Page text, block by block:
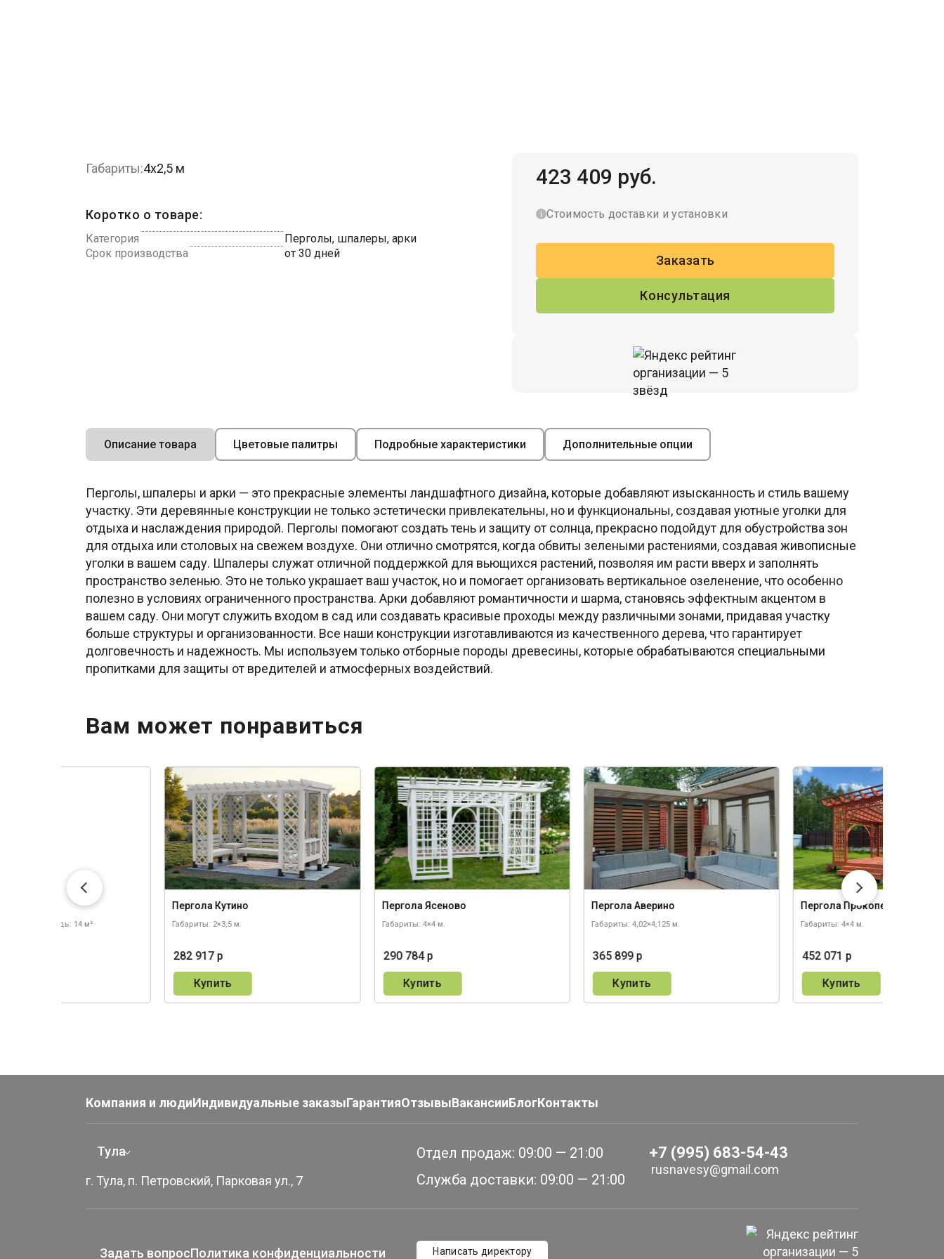
Габариты:4х2,5 м
Коротко о товаре:
Категория
Перголы, шпалеры, арки
Срок производства
от 30 дней
423 409 руб.
Стоимость доставки и установки
Заказать
Консультация
Описание товара Цветовые палитры Подробные характеристики Дополнительные опции
Перголы, шпалеры и арки — это прекрасные элементы ландшафтного дизайна, которые добавляют изысканность и стиль вашему
участку. Эти деревянные конструкции не только эстетически привлекательны, но и функциональны, создавая уютные уголки для
отдыха и наслаждения природой. Перголы помогают создать тень и защиту от солнца, прекрасно подойдут для обустройства зон
для отдыха или столовых на свежем воздухе. Они отлично смотрятся, когда обвиты зелеными растениями, создавая живописные
уголки в вашем саду. Шпалеры служат отличной поддержкой для вьющихся растений, позволяя им расти вверх и заполнять
пространство зеленью. Это не только украшает ваш участок, но и помогает организовать вертикальное озеленение, что особенно
полезно в условиях ограниченного пространства. Арки добавляют романтичности и шарма, становясь эффектным акцентом в
вашем саду. Они могут служить входом в сад или создавать красивые проходы между различными зонами, придавая участку
больше структуры и организованности. Все наши конструкции изготавливаются из качественного дерева, что гарантирует
долговечность и надежность. Мы используем только отборные породы древесины, которые обрабатываются специальными
пропитками для защиты от вредителей и атмосферных воздействий.
Вам может понравиться
Площадь: 14 м²
Пергола Кутино
Габариты: 2×3,5 м.
282 917 р
Купить
Пергола Ясеново
Габариты: 4×4 м.
290 784 р
Купить
Пергола Аверино
Габариты: 4,02×4,125 м.
365 899 р
Купить
Пергола Прокопец
Габариты: 4×4 м.
452 071 р
Купить
Компания и людиИндивидуальные заказыГарантияОтзывыВакансииБлогКонтакты
Тула
г. Тула, п. Петровский, Парковая ул., 7
Отдел продаж: 09:00 — 21:00
Служба доставки: 09:00 — 21:00
+7 (995) 683-54-43
rusnavesy@gmail.com
Задать вопросПолитика конфиденциальности Написать директору